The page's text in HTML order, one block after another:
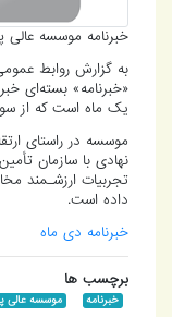
خبرنامه موسسه
به گزارش روابط
«خبرنامه» بسته‌ای
یک ماه است که از
موسسه در راستای
نهادی با سازمان
تجربیات ارزشـمند
داده است.
خبرنامه دی ماه
برچسب ها
خبرنامه موسسه عالی